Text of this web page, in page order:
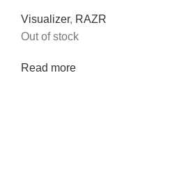
Visualizer, RAZR
Out of stock
Read more